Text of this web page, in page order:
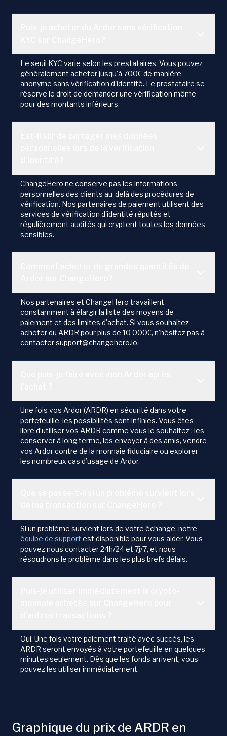
Le seuil KYC varie selon les prestataires. Vous pouvez
généralement acheter jusqu'à 700€ de manière
anonyme sans vérification d'identité. Le prestataire se
réserve le droit de demander une vérification même
pour des montants inférieurs.
ChangeHero ne conserve pas les informations
personnelles des clients au-delà des procédures de
vérification. Nos partenaires de paiement utilisent des
services de vérification d'identité réputés et
régulièrement audités qui cryptent toutes les données
sensibles.
Nos partenaires et ChangeHero travaillent
constamment à élargir la liste des moyens de
paiement et des limites d'achat. Si vous souhaitez
acheter du ARDR pour plus de 10 000€, n'hésitez pas à
contacter support@changehero.io.
Une fois vos Ardor (ARDR) en sécurité dans votre
portefeuille, les possibilités sont infinies. Vous êtes
libre d’utiliser vos ARDR comme vous le souhaitez : les
conserver à long terme, les envoyer à des amis, vendre
vos Ardor contre de la monnaie fiduciaire ou explorer
les nombreux cas d’usage de Ardor.
Si un problème survient lors de votre échange, notre
équipe de support est disponible pour vous aider. Vous
pouvez nous contacter 24h/24 et 7j/7, et nous
résoudrons le problème dans les plus brefs délais.
Oui. Une fois votre paiement traité avec succès, les
ARDR seront envoyés à votre portefeuille en quelques
minutes seulement. Dès que les fonds arrivent, vous
pouvez les utiliser immédiatement.
Graphique du prix de ARDR en